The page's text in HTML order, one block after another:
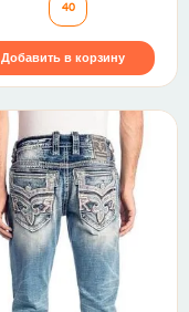
40
Добавить в корзину